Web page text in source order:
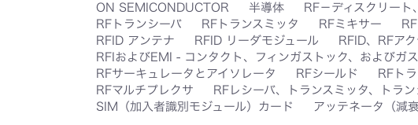
ON SEMICONDUCTOR 半導体 RF－ディスクリート
RFトランシーバ
RFトランスミッタ RFミキサー
RFID アンテナ
RFID リーダモジュール RFID、RFア
RFIおよびEMI - コンタクト、フィンガストック、およびガ
RFサーキュレータとアイソレータ
RFシールド RFト
RFマルチプレクサ
RFレシーバ、トランスミッタ、トラ
SIM（加入者識別モジュール）カード
アッテネータ（減衰